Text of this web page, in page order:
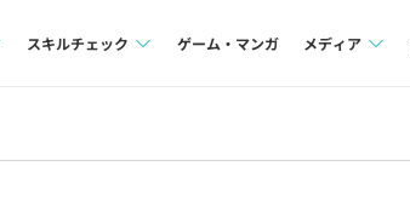
スキルチェック ゲーム・マンガ メディア